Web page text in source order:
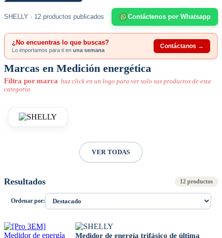
SHELLY · 12 productos publicados Contáctenos por Whatsapp
¿No encuentras lo que buscas?
Lo importamos para ti en una semana
Contáctanos →
Marcas en Medición energética
Filtra por marca haz click en un logo para ver solo sus productos de esta
categoria.
VER TODAS
Resultados 12 productos
Ordenar por:
Medidor de energía trifásico de última